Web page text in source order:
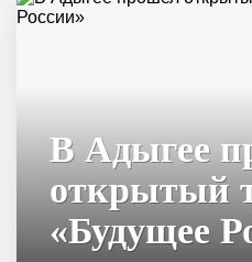
В Адыгее
открытый
«Будущее